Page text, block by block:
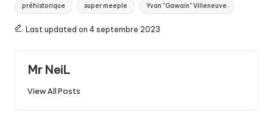
préhistorique super meeple Yvan "Gawain" Villeneuve
Last updated on 4 septembre 2023
Mr NeiL
View All Posts